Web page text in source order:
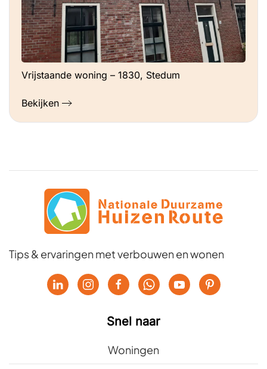
Vrijstaande woning – 1830, Stedum
Bekijken
Tips & ervaringen met verbouwen en wonen
Snel naar
Woningen